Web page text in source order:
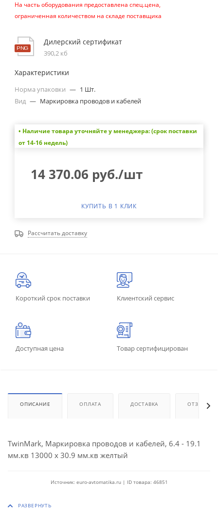
На часть оборудования предоставлена спец.цена,
ограниченная количеством на складе поставщика
Дилерский сертификат
390,2 кб
Характеристики
Норма упаковки — 1 Шт.
Вид — Маркировка проводов и кабелей
• Наличие товара уточняйте у менеджера: (срок поставки
от 14-16 недель)
14 370.06 руб./шт
КУПИТЬ В 1 КЛИК
Рассчитать доставку
Короткий срок поставки Клиентский сервис
Доступная цена Товар сертифицирован
ОПИСАНИЕ ОПЛАТА ДОСТАВКА ОТЗЫВЫ
TwinMark, Маркировка проводов и кабелей, 6.4 - 19.1
мм.кв 13000 x 30.9 мм.кв желтый
Источник: euro-avtomatika.ru | ID товара: 46851